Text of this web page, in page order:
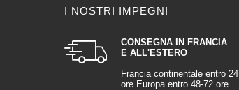
I NOSTRI IMPEGNI
CONSEGNA IN FRANCIA
E ALL'ESTERO
Francia continentale entro 24
ore Europa entro 48-72 ore